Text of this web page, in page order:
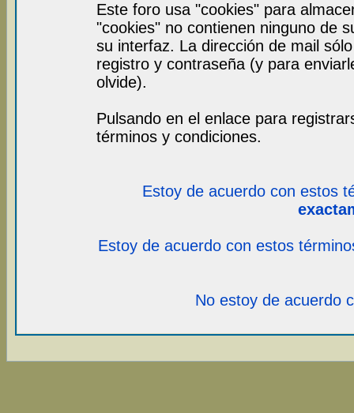
Este foro usa "cookies" para
"cookies" no contienen ninguno de
su interfaz. La dirección de mail
registro y contraseña (y para
olvide).
Pulsando en el enlace para
términos y condiciones.
Estoy de acuerdo con estos
Estoy de acuerdo con estos
No estoy de acuerdo